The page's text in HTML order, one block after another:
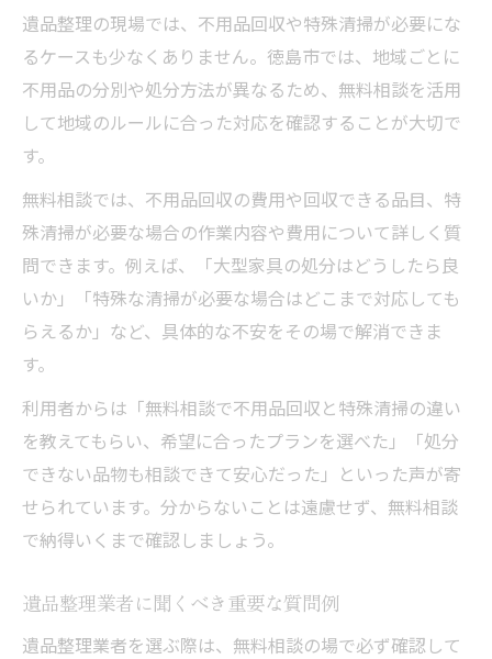
遺品整理の現場では、不用品回収や特殊清掃が必要にな
るケースも少なくありません。徳島市では、地域ごとに
不用品の分別や処分方法が異なるため、無料相談を活用
して地域のルールに合った対応を確認することが大切で
す。
無料相談では、不用品回収の費用や回収できる品目、特
殊清掃が必要な場合の作業内容や費用について詳しく質
問できます。例えば、「大型家具の処分はどうしたら良
いか」「特殊な清掃が必要な場合はどこまで対応しても
らえるか」など、具体的な不安をその場で解消できま
す。
利用者からは「無料相談で不用品回収と特殊清掃の違い
を教えてもらい、希望に合ったプランを選べた」「処分
できない品物も相談できて安心だった」といった声が寄
せられています。分からないことは遠慮せず、無料相談
で納得いくまで確認しましょう。
遺品整理業者に聞くべき重要な質問例
遺品整理業者を選ぶ際は、無料相談の場で必ず確認して